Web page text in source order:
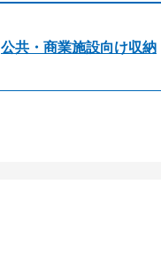
公共・商業施設向け収納